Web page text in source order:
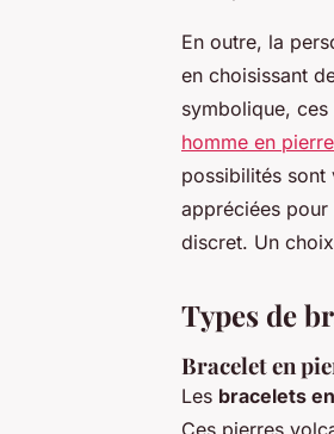
En outre, la
en choisissant
symbolique,
homme en
possibilités
appréciées
discret. Un
Types de
Bracelet en
Les bracelets